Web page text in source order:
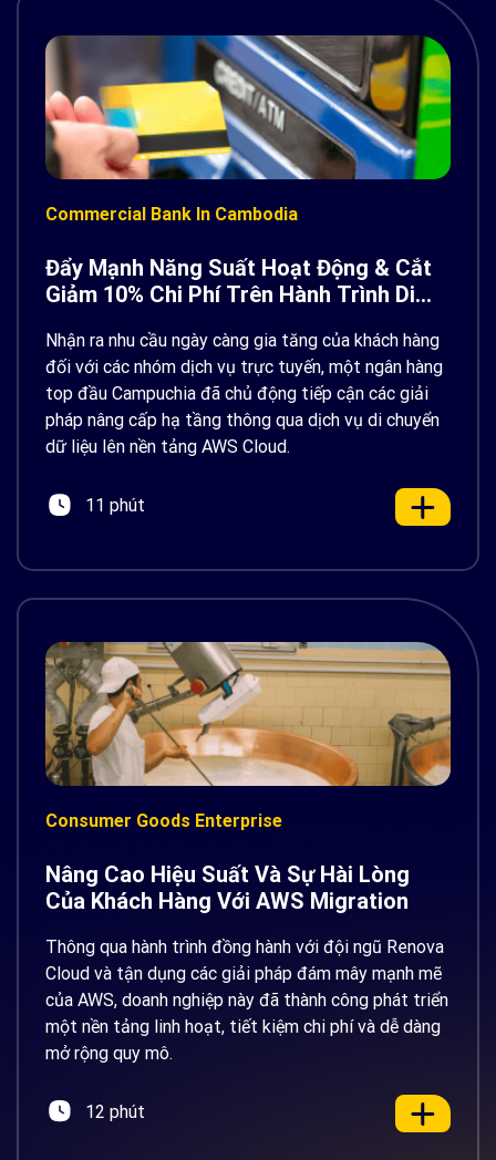
Commercial Bank In Cambodia
Đẩy Mạnh Năng Suất Hoạt Động & Cắt
Giảm 10% Chi Phí Trên Hành Trình Di
Nhận ra nhu cầu ngày càng gia tăng của khách hàng
đối với các nhóm dịch vụ trực tuyến, một ngân hàng
top đầu Campuchia đã chủ động tiếp cận các giải
pháp nâng cấp hạ tầng thông qua dịch vụ di chuyển
dữ liệu lên nền tảng AWS Cloud.
11 phút
Consumer Goods Enterprise
Nâng Cao Hiệu Suất Và Sự Hài Lòng
Của Khách Hàng Với AWS Migration
Thông qua hành trình đồng hành với đội ngũ Renova
Cloud và tận dụng các giải pháp đám mây mạnh mẽ
của AWS, doanh nghiệp này đã thành công phát triển
một nền tảng linh hoạt, tiết kiệm chi phí và dễ dàng
mở rộng quy mô.
12 phút